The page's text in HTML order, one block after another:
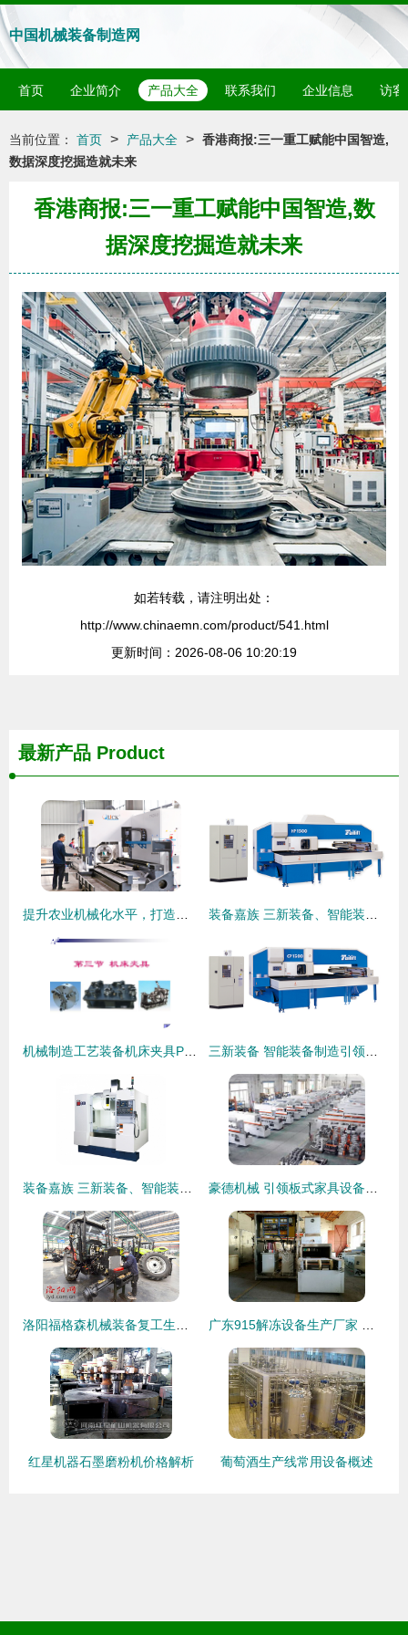
中国机械装备制造网
首页 企业简介 产品大全 联系我们 企业信息 访客
当前位置： 首页 > 产品大全 > 香港商报:三一重工赋能中国智造,
数据深度挖掘造就未来
香港商报:三一重工赋能中国智造,数
据深度挖掘造就未来
如若转载，请注明出处：
http://www.chinaemn.com/product/541.html
更新时间：2026-08-06 10:20:19
最新产品 Product
红星机器石墨磨粉机价格解析 葡萄酒生产线常用设备概述